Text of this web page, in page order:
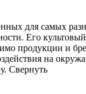
для самых
Его
продукции и
на
Свернуть